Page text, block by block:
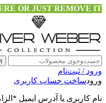
OR JUST REMOVE IT…
ورود / ثبت‌نام
ورودساخت حساب کاربری
نام کاربری یا آدرس ایمیل *